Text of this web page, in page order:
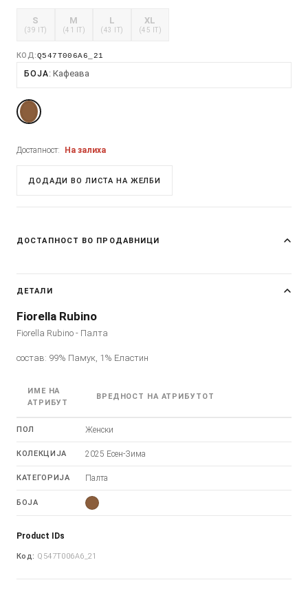
S
(39 IT)
M
(41 IT)
L
(43 IT)
XL
(45 IT)
КОД:Q547T006A6_21
БОЈА Кафеава
Достапност: На залиха
ДОДАДИ ВО ЛИСТА НА ЖЕЛБИ
ДОСТАПНОСТ ВО ПРОДАВНИЦИ
ДЕТАЛИ
Fiorella Rubino
Fiorella Rubino - Палта
состав: 99% Памук, 1% Еластин
ИМЕ НА
АТРИБУТ
ВРЕДНОСТ НА АТРИБУТОТ
ПОЛ Женски
КОЛЕКЦИЈА 2025 Есен-Зима
КАТЕГОРИЈА Палта
БОЈА
Product IDs
Код: Q547T006A6_21